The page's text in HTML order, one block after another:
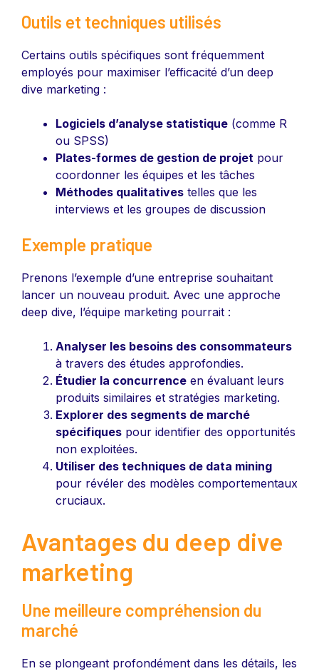
Outils et techniques utilisés
Certains outils spécifiques sont fréquemment
employés pour maximiser l’efficacité d’un deep
dive marketing :
Logiciels d’analyse statistique (comme R
ou SPSS)
Plates-formes de gestion de projet pour
coordonner les équipes et les tâches
Méthodes qualitatives telles que les
interviews et les groupes de discussion
Exemple pratique
Prenons l’exemple d’une entreprise souhaitant
lancer un nouveau produit. Avec une approche
deep dive, l’équipe marketing pourrait :
Analyser les besoins des consommateurs
à travers des études approfondies.
Étudier la concurrence en évaluant leurs
produits similaires et stratégies marketing.
Explorer des segments de marché
spécifiques pour identifier des opportunités
non exploitées.
Utiliser des techniques de data mining
pour révéler des modèles comportementaux
cruciaux.
Avantages du deep dive
marketing
Une meilleure compréhension du
marché
En se plongeant profondément dans les détails, les